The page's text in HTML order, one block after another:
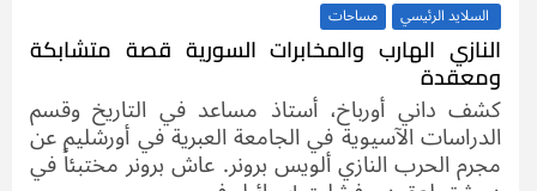
السلايد الرئيسي مساحات
النازي الهارب والمخابرات السورية قصة متشابكة
ومعقدة
كشف داني أورباخ، أستاذ مساعد في التاريخ وقسم
الدراسات الآسيوية في الجامعة العبرية في أورشليم عن
مجرم الحرب النازي ألويس برونر. عاش برونر مختبئاً في